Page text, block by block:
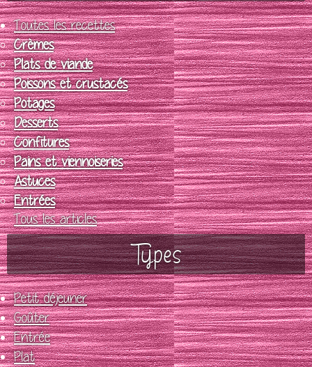
Toutes les recettes
Crèmes
Plats de viande
Poissons et crustacés
Potages
Desserts
Confitures
Pains et viennoiseries
Astuces
Entrées
Tous les articles
Types
Petit déjeuner
Goûter
Entrée
Plat